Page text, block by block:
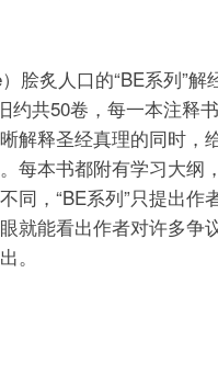
脍炙人口的“BE系列”
约共50卷，每一本注释
解释圣经真理的同时
每本书都附有学习大
同，“BE系列”只提出
就能看出作者对许多
。